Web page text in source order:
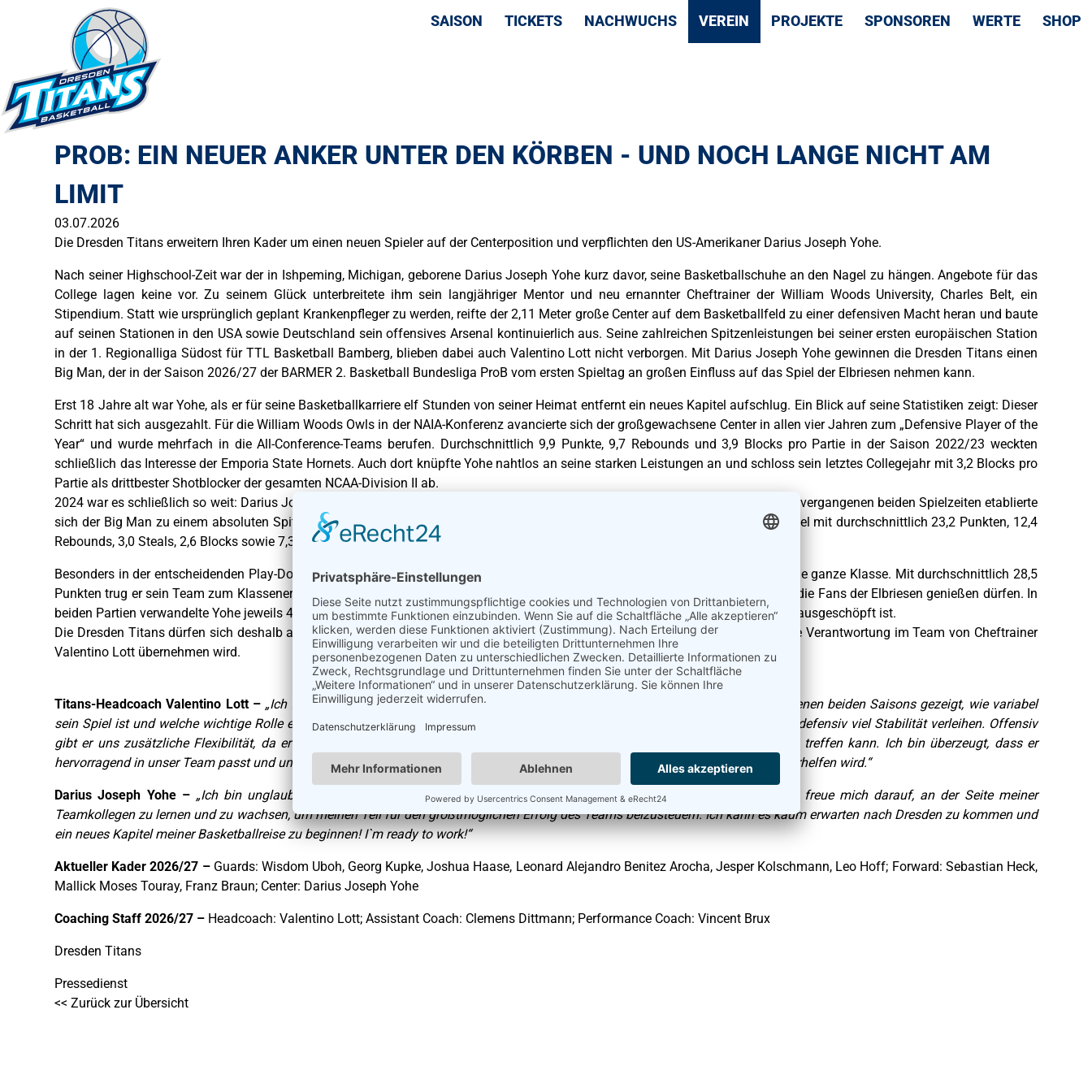
ÜBERSPRINGEN
SAISON TICKETS NACHWUCHS VEREIN PROJEKTE SPONSOREN WERTE SHOP
PROB: EIN NEUER ANKER UNTER DEN KÖRBEN - UND NOCH LANGE NICHT AM
LIMIT
03.07.2026
Die Dresden Titans erweitern Ihren Kader um einen neuen Spieler auf der Centerposition und verpflichten den US-Amerikaner Darius Joseph Yohe.
Nach seiner Highschool-Zeit war der in Ishpeming, Michigan, geborene Darius Joseph Yohe kurz davor, seine Basketballschuhe an den Nagel zu hängen. Angebote für das
College lagen keine vor. Zu seinem Glück unterbreitete ihm sein langjähriger Mentor und neu ernannter Cheftrainer der William Woods University, Charles Belt, ein
Stipendium. Statt wie ursprünglich geplant Krankenpfleger zu werden, reifte der 2,11 Meter große Center auf dem Basketballfeld zu einer defensiven Macht heran und baute
auf seinen Stationen in den USA sowie Deutschland sein offensives Arsenal kontinuierlich aus. Seine zahlreichen Spitzenleistungen bei seiner ersten europäischen Station
in der 1. Regionalliga Südost für TTL Basketball Bamberg, blieben dabei auch Valentino Lott nicht verborgen. Mit Darius Joseph Yohe gewinnen die Dresden Titans einen
Big Man, der in der Saison 2026/27 der BARMER 2. Basketball Bundesliga ProB vom ersten Spieltag an großen Einfluss auf das Spiel der Elbriesen nehmen kann.
Erst 18 Jahre alt war Yohe, als er für seine Basketballkarriere elf Stunden von seiner Heimat entfernt ein neues Kapitel aufschlug. Ein Blick auf seine Statistiken zeigt: Dieser
Schritt hat sich ausgezahlt. Für die William Woods Owls in der NAIA-Konferenz avancierte sich der großgewachsene Center in allen vier Jahren zum „Defensive Player of the
Year“ und wurde mehrfach in die All-Conference-Teams berufen. Durchschnittlich 9,9 Punkte, 9,7 Rebounds und 3,9 Blocks pro Partie in der Saison 2022/23 weckten
schließlich das Interesse der Emporia State Hornets. Auch dort knüpfte Yohe nahtlos an seine starken Leistungen an und schloss sein letztes Collegejahr mit 3,2 Blocks pro
Partie als drittbester Shotblocker der gesamten NCAA-Division II ab.
2024 war es schließlich so weit: Darius Joseph Yohe unterschrieb bei TTL Basketball Bamberg seinen ersten Profivertrag. Über die vergangenen beiden Spielzeiten etablierte
sich der Big Man zu einem absoluten Spitzenspieler der 1. Regionalliga Südost. In der Saison 2025/26 führte Yohe die Nord-Staffel mit durchschnittlich 23,2 Punkten, 12,4
Rebounds, 3,0 Steals, 2,6 Blocks sowie 7,3 verwandelten Freiwürfen in den jeweiligen Kategorien an.
Besonders in der entscheidenden Play-Down Runde gegen die Aschaffenburg Baskets, zeigte der US-Amerikaner noch einmal seine ganze Klasse. Mit durchschnittlich 28,5
Punkten trug er sein Team zum Klassenerhalt und offenbarte dabei zugleich eine weitere Facette seines Spiels, die vielleicht auch die Fans der Elbriesen genießen dürfen. In
beiden Partien verwandelte Yohe jeweils 4 Dreipunktewürfe und bewies damit eindrucksvoll, dass sein Potenzial noch längst nicht ausgeschöpft ist.
Die Dresden Titans dürfen sich deshalb auf einen Center freuen, der mit seinen spielerischen und athletischen Qualitäten wichtige Verantwortung im Team von Cheftrainer
Valentino Lott übernehmen wird.
Titans-Headcoach Valentino Lott – „Ich freue mich, dass es geklappt hat, Darius nach Dresden zu holen. Er hat in den vergangenen beiden Saisons gezeigt, wie variabel
sein Spiel ist und welche wichtige Rolle er für sein Team eingenommen hat. Mit seiner Athletik und Größe wird er uns vor allem defensiv viel Stabilität verleihen. Offensiv
gibt er uns zusätzliche Flexibilität, da er sowohl mit dem Rücken zum Korb spielen als auch den Wurf von außen zuverlässig treffen kann. Ich bin überzeugt, dass er
hervorragend in unser Team passt und uns mit seiner Energie, seinem Einsatz und seiner Mentalität auf und neben dem Feld weiterhelfen wird.“
Darius Joseph Yohe – „Ich bin unglaublich aufgeregt die Möglichkeit, für die Dresden Titans zu spielen, zu bekommen. Ich freue mich darauf, an der Seite meiner
Teamkollegen zu lernen und zu wachsen, um meinen Teil für den größtmöglichen Erfolg des Teams beizusteuern. Ich kann es kaum erwarten nach Dresden zu kommen und
ein neues Kapitel meiner Basketballreise zu beginnen! I`m ready to work!“
Aktueller Kader 2026/27 –Guards: Wisdom Uboh, Georg Kupke, Joshua Haase, Leonard Alejandro Benitez Arocha, Jesper Kolschmann, Leo Hoff; Forward: Sebastian Heck,
Mallick Moses Touray, Franz Braun; Center: Darius Joseph Yohe
Coaching Staff 2026/27 – Headcoach: Valentino Lott; Assistant Coach: Clemens Dittmann; Performance Coach: Vincent Brux
Dresden Titans
Pressedienst
<< Zurück zur Übersicht